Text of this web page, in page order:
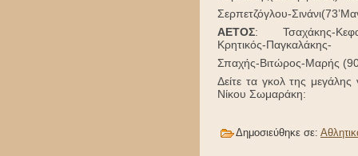
Σερπετζόγλου-
ΑΕΤΟΣ: Τσαχάκης-
Κρητικός-Παγκαλάκης-
Σπαχής-Βιτώρος-Μαρής
Δείτε τα γκολ της
Νίκου Σωμαράκη:
Δημοσιεύθηκε σε: